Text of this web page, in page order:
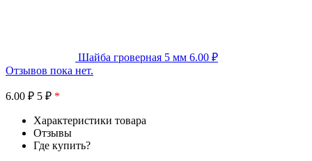
Шайба гроверная 5 мм 6.00 ₽
Отзывов пока нет.
6.00 ₽ 5 ₽ *
Характеристики товара
Отзывы
Где купить?